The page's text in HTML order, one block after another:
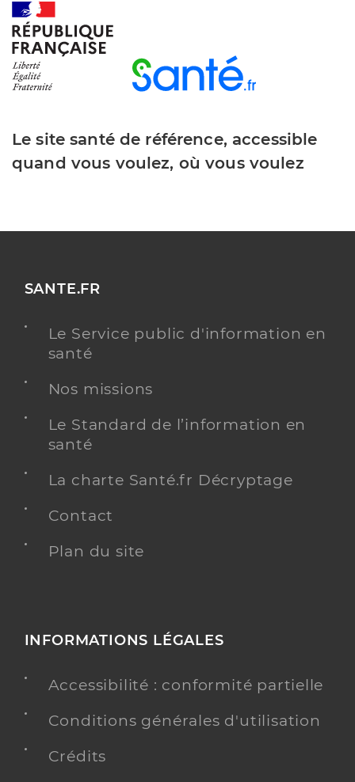
Le site santé de référence, accessible
quand vous voulez, où vous voulez
SANTE.FR
Le Service public d'information en
santé
Nos missions
Le Standard de l’information en
santé
La charte Santé.fr Décryptage
Contact
Plan du site
INFORMATIONS LÉGALES
Accessibilité : conformité partielle
Conditions générales d'utilisation
Crédits